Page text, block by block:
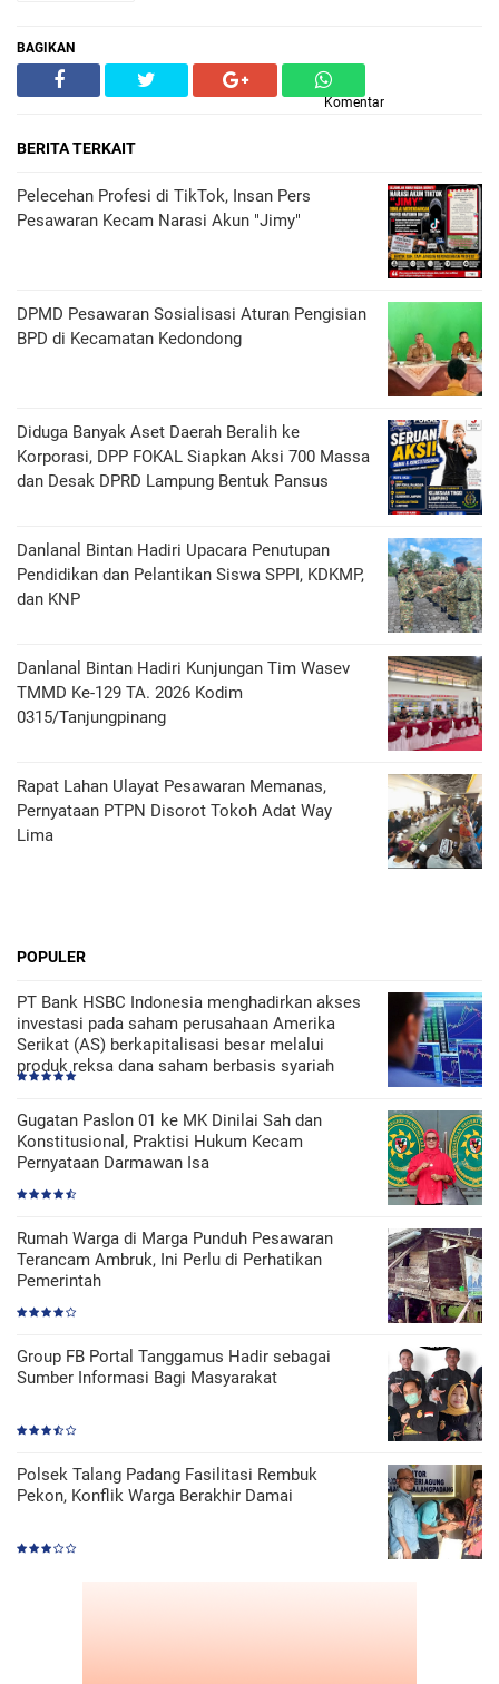
BAGIKAN
Komentar
BERITA TERKAIT
Pelecehan Profesi di TikTok, Insan Pers
Pesawaran Kecam Narasi Akun "Jimy"
DPMD Pesawaran Sosialisasi Aturan Pengisian
BPD di Kecamatan Kedondong
Diduga Banyak Aset Daerah Beralih ke
Korporasi, DPP FOKAL Siapkan Aksi 700 Massa
dan Desak DPRD Lampung Bentuk Pansus
Danlanal Bintan Hadiri Upacara Penutupan
Pendidikan dan Pelantikan Siswa SPPI, KDKMP,
dan KNP
Danlanal Bintan Hadiri Kunjungan Tim Wasev
TMMD Ke-129 TA. 2026 Kodim
0315/Tanjungpinang
Rapat Lahan Ulayat Pesawaran Memanas,
Pernyataan PTPN Disorot Tokoh Adat Way
Lima
POPULER
PT Bank HSBC Indonesia menghadirkan akses
investasi pada saham perusahaan Amerika
Serikat (AS) berkapitalisasi besar melalui
produk reksa dana saham berbasis syariah
Gugatan Paslon 01 ke MK Dinilai Sah dan
Konstitusional, Praktisi Hukum Kecam
Pernyataan Darmawan Isa
Rumah Warga di Marga Punduh Pesawaran
Terancam Ambruk, Ini Perlu di Perhatikan
Pemerintah
Group FB Portal Tanggamus Hadir sebagai
Sumber Informasi Bagi Masyarakat
Polsek Talang Padang Fasilitasi Rembuk
Pekon, Konflik Warga Berakhir Damai